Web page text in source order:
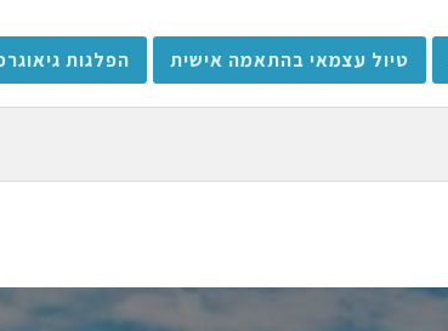
טיול עצמאי בהתאמה אישית הפלגות